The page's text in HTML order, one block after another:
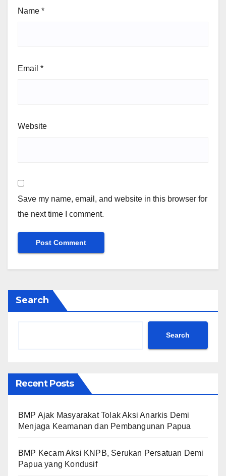
Name *
Email *
Website
Save my name, email, and website in this browser for
the next time I comment.
Search
Search
Recent Posts
BMP Ajak Masyarakat Tolak Aksi Anarkis Demi
Menjaga Keamanan dan Pembangunan Papua
BMP Kecam Aksi KNPB, Serukan Persatuan Demi
Papua yang Kondusif